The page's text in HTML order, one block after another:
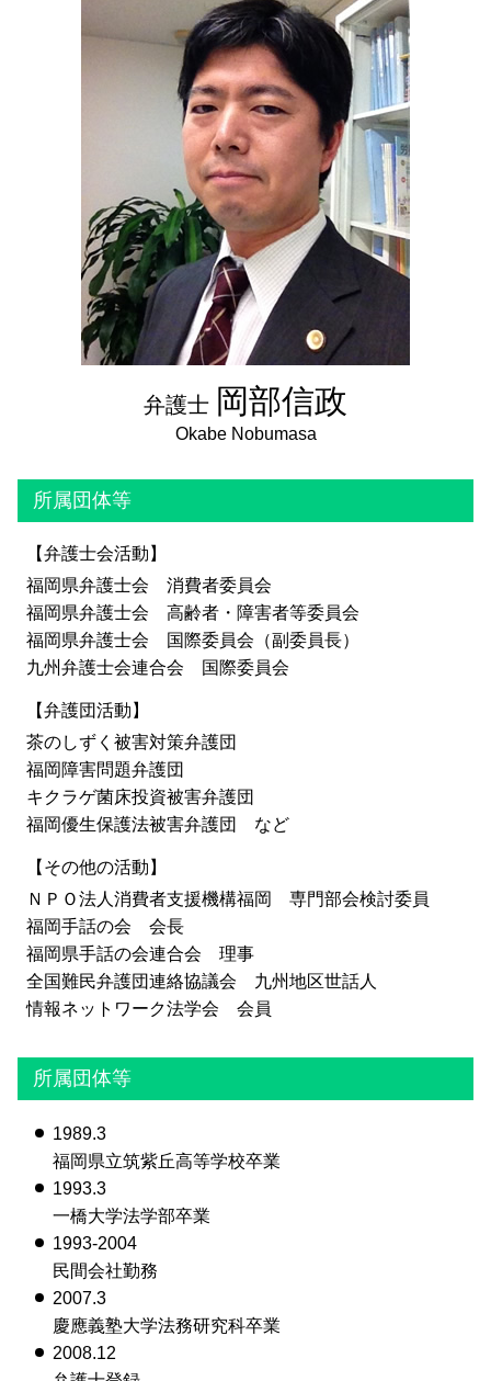
遺留分侵害額請求
相続放棄 兄弟
代襲相続 兄弟
遺留分減殺請求
法定相続分 兄弟
成年後見人とは
成年後見人 手続き
成年後見申立て 費用
法定後見制度 わかりやすく
成年後見人 複数
法定後見制度 申し立て
法定後見制度とは
任意後見制度 費用
弁護士 岡部信政
所属団体等
【弁護士会活動】
福岡県弁護士会 消費者委員会
福岡県弁護士会 高齢者・障害者等委員会
福岡県弁護士会 国際委員会（副委員長）
九州弁護士会連合会 国際委員会
【弁護団活動】
茶のしずく被害対策弁護団
福岡障害問題弁護団
キクラゲ菌床投資被害弁護団
福岡優生保護法被害弁護団 など
【その他の活動】
ＮＰＯ法人消費者支援機構福岡 専門部会検討委員
福岡手話の会 会長
福岡県手話の会連合会 理事
全国難民弁護団連絡協議会 九州地区世話人
情報ネットワーク法学会 会員
所属団体等
1989.3
福岡県立筑紫丘高等学校卒業
1993.3
一橋大学法学部卒業
1993-2004
民間会社勤務
2007.3
慶應義塾大学法務研究科卒業
2008.12